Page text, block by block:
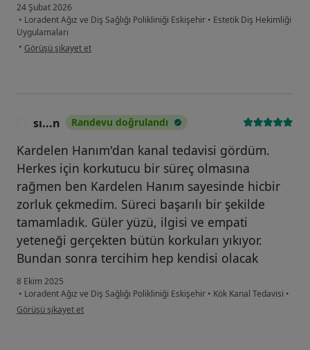
24 Şubat 2026
• Loradent Ağız ve Diş Sağlığı Polikliniği Eskişehir • Estetik Diş Hekimliği
Uygulamaları
• kullanıcının görüşüne göre be...r
Görüşü şikayet et
sı...n Randevu doğrulandı
Kardelen Hanım'dan kanal tedavisi gördüm.
Herkes için korkutucu bir süreç olmasına
rağmen ben Kardelen Hanım sayesinde hicbir
zorluk çekmedim. Süreci başarılı bir şekilde
tamamladık. Güler yüzü, ilgisi ve empati
yeteneği gerçekten bütün korkuları yıkıyor.
Bundan sonra tercihim hep kendisi olacak
8 Ekim 2025
• Loradent Ağız ve Diş Sağlığı Polikliniği Eskişehir • Kök Kanal Tedavisi •
kullanıcının görüşüne göre sı...n
Görüşü şikayet et